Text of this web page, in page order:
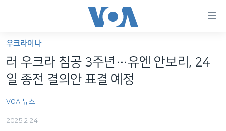
가
능
링
인
세계
라디오
프로그램
우크라이나
러 우크라 침공 3주년…유엔 안보리, 24
일 종전 결의안 표결 예정
VOA 뉴스
2025.2.24